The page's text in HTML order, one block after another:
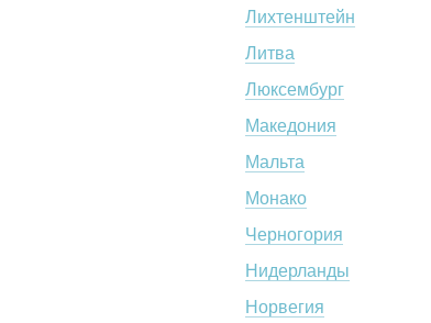
Лихтенштейн
Литва
Люксембург
Македония
Мальта
Монако
Черногория
Нидерланды
Норвегия